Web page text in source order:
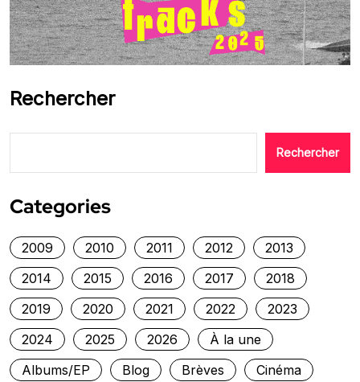
Rechercher
Rechercher
Categories
2009 2010 2011 2012
2013
2014
2015 2016 2017
2018
2019
2020 2021 2022
2023
2024
2025 2026
À la une
Albums/EP
Blog Brèves
Cinéma